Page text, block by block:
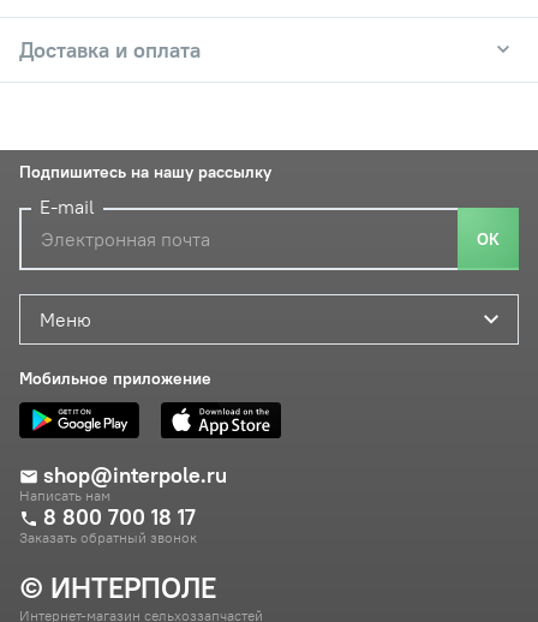
Доставка и оплата
© ИНТЕРПОЛЕ
Интернет-магазин сельхоззапчастей
Меню
Мобильное приложение
shop@interpole.ru
Написать нам
8 800 700 18 17
Заказать обратный звонок
Подпишитесь на нашу рассылку
E-mail
ОК